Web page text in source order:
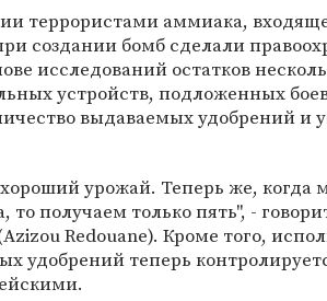
террористами аммиака,
создании бомб сделали
исследований остатков
устройств, подложенных
выдаваемых удобрений и
урожай. Теперь же, когда
получаем только пять", -
Redouane). Кроме того,
удобрений теперь